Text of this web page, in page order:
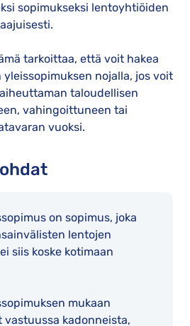
sopimukseksi lentoyhtiöiden
tarkoittaa, että voit hakea
nojalla, jos voit
taloudellisen
vahingoittuneen tai
vuoksi.
on sopimus, joka
lentojen
siis koske kotimaan
mukaan
kadonneista,